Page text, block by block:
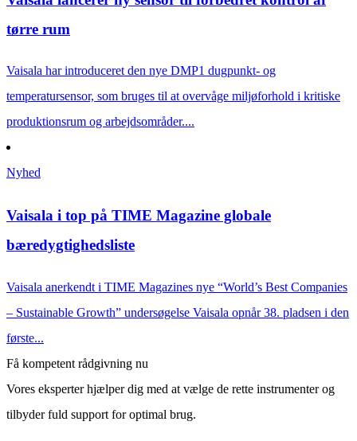
tørre rum
Vaisala har introduce­ret den nye DMP1 dugpunkt- og
temperatursensor, som bruges til at overvåge miljøforhold i kritiske
produktionsrum og arbejdsområder....
Nyhed
Vaisala i top på TIME Magazine globale
bæredygtighedsliste
Vaisala anerkendt i TIME Magazines nye “World’s Best Companies
– Sustainable Growth” undersøgelse Vaisala opnår 38. pladsen i den
første...
Få kompetent rådgivning nu
Vores eksperter hjælper dig med at vælge de rette instrumenter og
tilbyder fuld support for optimal brug.